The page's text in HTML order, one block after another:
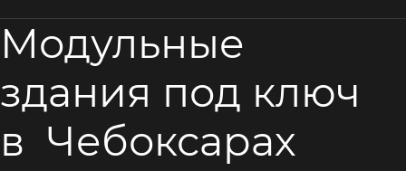
Модульные
здания под ключ
в Чебоксарах